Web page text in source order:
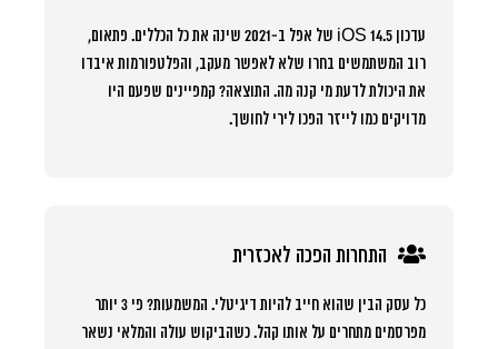
עדכון iOS 14.5 של אפל ב-2021 שינה את כל הכללים. פתאום,
רוב המשתמשים בחרו שלא לאפשר מעקב, והפלטפורמות איבדו
את היכולת לדעת מי קנה מה. התוצאה? קמפיינים שפעם היו
מדויקים כמו לייזר הפכו לירי לחושך.
התחרות הפכה לאכזרית
כל עסק הבין שהוא חייב להיות דיגיטלי. המשמעות? פי 3 יותר
מפרסמים מתחרים על אותו קהל. כשהביקוש עולה והמלאי נשאר